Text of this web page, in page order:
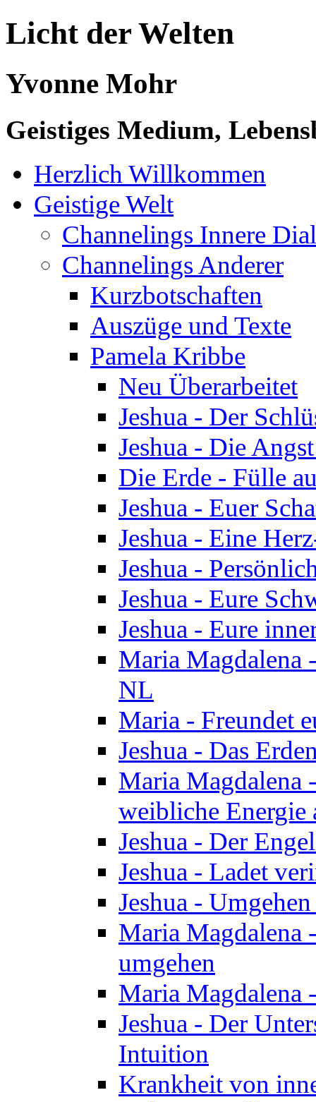
Licht der Welten
Yvonne Mohr
Geistiges Medium,
Herzlich Willkommen
Geistige Welt
Channelings Innere
Channelings Anderer
Kurzbotschaften
Auszüge und Texte
Pamela Kribbe
Neu Überarbeitet
Jeshua - Der
Jeshua - Die
Die Erde - Fülle
Jeshua - Euer
Jeshua - Eine
Jeshua -
Jeshua - Eure
Jeshua - Eure
Maria Magdalena
NL
Maria - Freundet
Jeshua - Das
Maria Magdalena
weibliche Energie
Jeshua - Der
Jeshua - Ladet
Jeshua -
Maria Magdalena
umgehen
Maria Magdalena
Jeshua - Der
Intuition
Krankheit von